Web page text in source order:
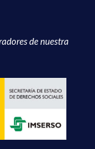
de nuestra